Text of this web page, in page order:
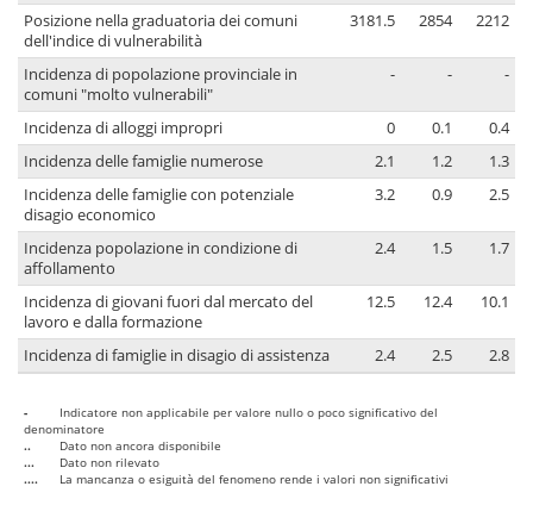
Posizione nella graduatoria dei comuni
dell'indice di vulnerabilità
3181.5 2854 2212
Incidenza di popolazione provinciale in
comuni "molto vulnerabili"
- - -
Incidenza di alloggi impropri 0 0.1
0.4
Incidenza delle famiglie numerose
2.1 1.2
1.3
Incidenza delle famiglie con potenziale
disagio economico
3.2 0.9 2.5
Incidenza popolazione in condizione di
affollamento
2.4 1.5 1.7
Incidenza di giovani fuori dal mercato del
lavoro e dalla formazione
12.5 12.4 10.1
Incidenza di famiglie in disagio di assistenza 2.4 2.5 2.8
-
Indicatore non applicabile per valore nullo o poco significativo del
denominatore
..
Dato non ancora disponibile
...
Dato non rilevato
....
La mancanza o esiguità del fenomeno rende i valori non significativi